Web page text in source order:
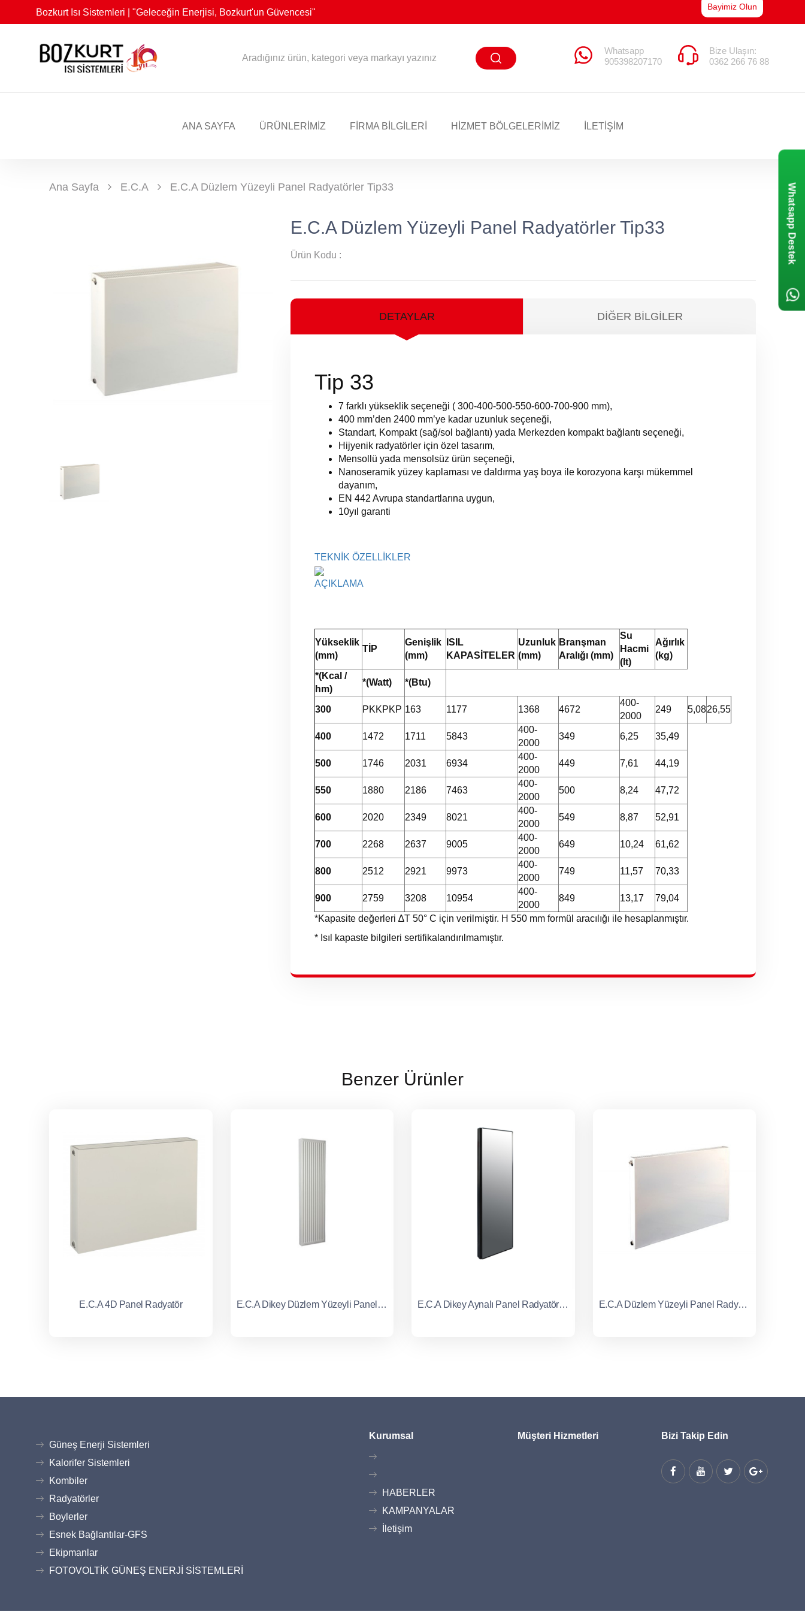
Bozkurt Isı Sistemleri | "Geleceğin Enerjisi, Bozkurt'un Güvencesi"
Bayimiz Olun
Whatsapp
905398207170
Bize Ulaşın:
0362 266 76 88
ANA SAYFA ÜRÜNLERİMİZ FİRMA BİLGİLERİ HIZMET BÖLGELERIMIZ İLETİŞİM
Ana Sayfa E.C.A E.C.A Düzlem Yüzeyli Panel Radyatörler Tip33
E.C.A Düzlem Yüzeyli Panel Radyatörler Tip33
Ürün Kodu :
DETAYLAR DIĞER BILGILER
Tip 33
7 farklı yükseklik seçeneği ( 300-400-500-550-600-700-900 mm),
400 mm’den 2400 mm’ye kadar uzunluk seçeneği,
Standart, Kompakt (sağ/sol bağlantı) yada Merkezden kompakt bağlantı seçeneği,
Hijyenik radyatörler için özel tasarım,
Mensollü yada mensolsüz ürün seçeneği,
Nanoseramik yüzey kaplaması ve daldırma yaş boya ile korozyona karşı mükemmel
dayanım,
EN 442 Avrupa standartlarına uygun,
10yıl garanti
TEKNİK ÖZELLİKLER
AÇIKLAMA
Yükseklik
(mm)
TİP
Genişlik
(mm)
ISIL
KAPASİTELER
Uzunluk
(mm)
Branşman
Aralığı (mm)
Su
Hacmi
(lt)
Ağırlık
(kg)
*(Kcal /
hm)
*(Watt) *(Btu)
300 PKKPKP 163 1177 1368 4672
400-
2000
249 5,0826,55
400 1472 1711 5843
400-
2000
349 6,25 35,49
500 1746 2031 6934
400-
2000
449 7,61 44,19
550 1880 2186 7463
400-
2000
500 8,24 47,72
600 2020 2349 8021
400-
2000
549 8,87 52,91
700 2268 2637 9005
400-
2000
649 10,24 61,62
800 2512 2921 9973
400-
2000
749 11,57 70,33
900 2759 3208 10954
400-
2000
849 13,17
79,04
*Kapasite değerleri ∆T 50° C için verilmiştir. H 550 mm formül aracılığı ile hesaplanmıştır.
* Isıl kapaste bilgileri sertifikalandırılmamıştır.
Benzer Ürünler
E.C.A 4D Panel Radyatör E.C.A Dikey Düzlem Yüzeyli Panel Radyatör Tip 21 E.C.A Dikey Aynalı Panel Radyatör Tip 21 E.C.A Düzlem Yüzeyli Panel Radyatörler Tip 11
Güneş Enerji Sistemleri
Kalorifer Sistemleri
Kombiler
Radyatörler
Boylerler
Esnek Bağlantılar-GFS
Ekipmanlar
FOTOVOLTİK GÜNEŞ ENERJİ SİSTEMLERİ
Kurumsal
HABERLER
KAMPANYALAR
İletişim
Müşteri Hizmetleri Bizi Takip Edin
Whatsapp Destek